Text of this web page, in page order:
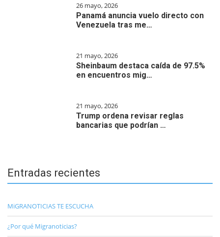
26 mayo, 2026
Panamá anuncia vuelo directo con
Venezuela tras me…
21 mayo, 2026
Sheinbaum destaca caída de 97.5%
en encuentros mig…
21 mayo, 2026
Trump ordena revisar reglas
bancarias que podrían …
Entradas recientes
MiGRANOTICIAS TE ESCUCHA
¿Por qué Migranoticias?